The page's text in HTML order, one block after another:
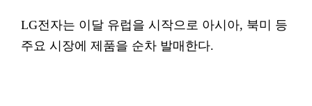
LG전자는 이달 유럽을 시작으로 아시아, 북미 등
주요 시장에 제품을 순차 발매한다.